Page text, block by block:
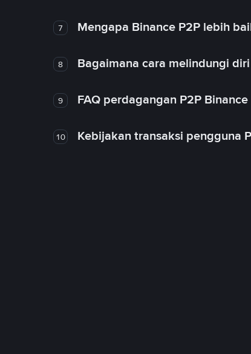
7 Mengapa Binance P2P lebih
8 Bagaimana cara melindungi
9 FAQ perdagangan P2P Binance
10 Kebijakan transaksi pengguna